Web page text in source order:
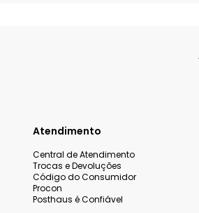
Atendimento
Central de Atendimento
Trocas e Devoluções
Código do Consumidor
Procon
Posthaus é Confiável